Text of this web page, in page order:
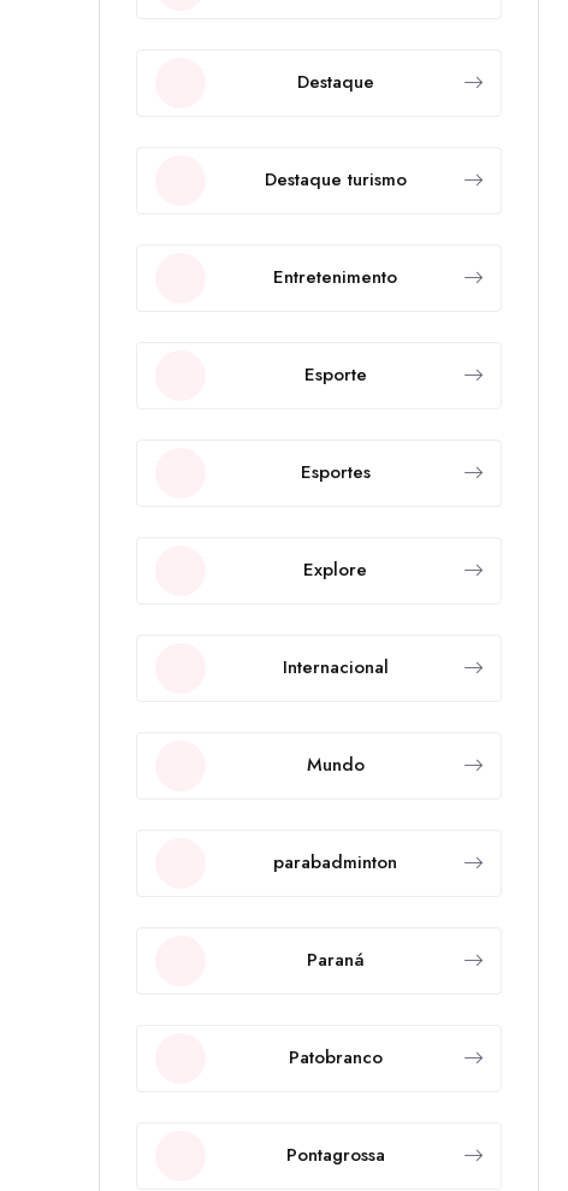
Destaque
Destaque turismo
Entretenimento
Esporte
Esportes
Explore
Internacional
Mundo
parabadminton
Paraná
Patobranco
Pontagrossa